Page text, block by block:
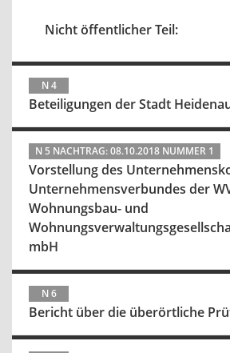
Nicht öffentlicher Teil:
N 4
Beteiligungen der Stadt
N 5 NACHTRAG: 08.10.2018 NUMMER 1
Vorstellung des
Unternehmensverbundes der
Wohnungsbau- und
mbH
N 6
Bericht über die überörtliche